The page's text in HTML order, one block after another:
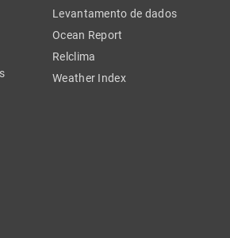
Levantamento de dados
Ocean Report
Relclima
Weather Index